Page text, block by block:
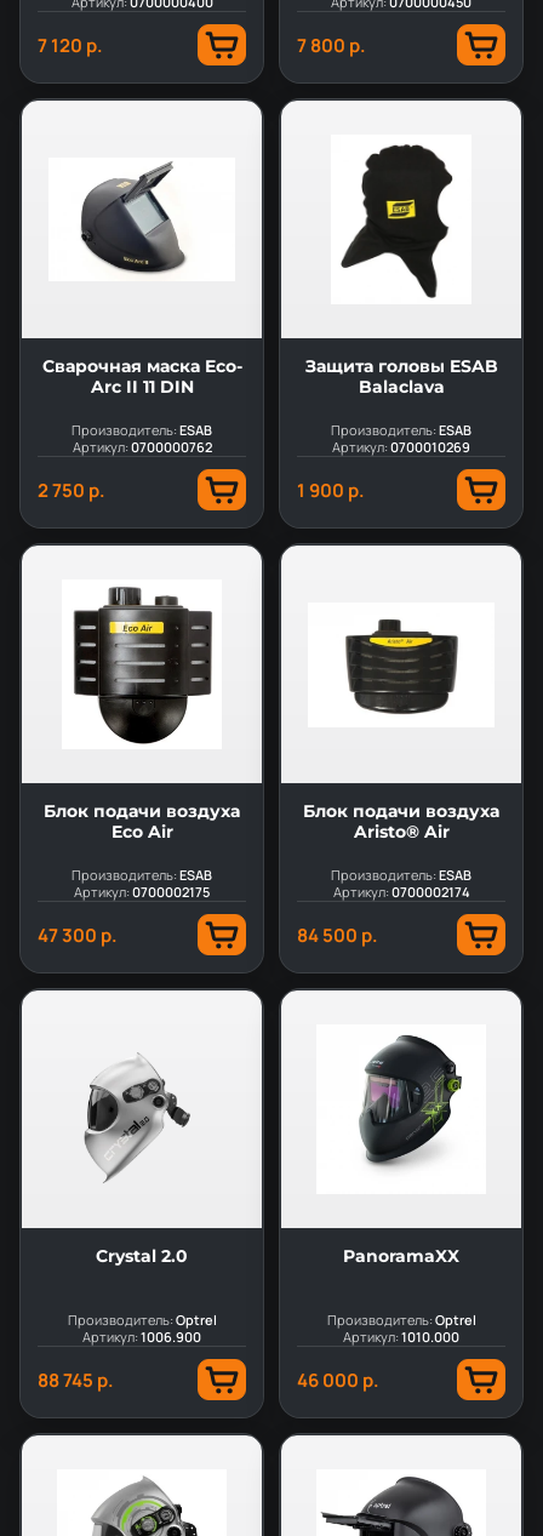
7 120 р. 7 800 р.
Сварочная маска Eco-
Arc II 11 DIN
Производитель:ESAB
Артикул:0700000762
2 750 р.
Защита головы ESAB
Balaclava
Производитель:ESAB
Артикул:0700010269
1 900 р.
Блок подачи воздуха
Eco Air
Производитель:ESAB
Артикул:0700002175
47 300 р.
Блок подачи воздуха
Aristo® Air
Производитель:ESAB
Артикул:0700002174
84 500 р.
Crystal 2.0
Производитель:Optrel
Артикул:1006.900
88 745 р.
PanoramaXX
Производитель:Optrel
Артикул:1010.000
46 000 р.